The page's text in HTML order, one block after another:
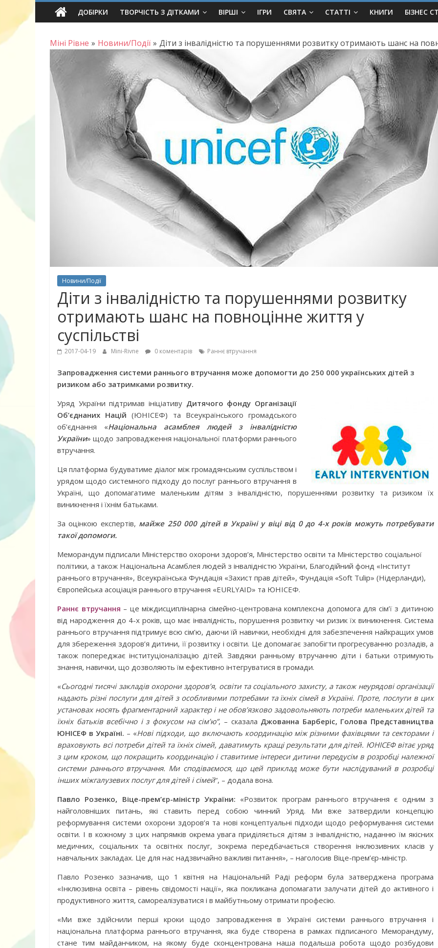
Skip
ДОБІРКИ ТВОРЧІСТЬ З ДІТКАМИ ВІРШІ ІГРИ СВЯТА СТАТТІ КНИГИ БІЗНЕС
Міні Рівне » Новини/Події » Діти з інвалідністю та порушеннями розвитку отримають шанс на
Новини/Події
Діти з інвалідністю та порушеннями розвитку
отримають шанс на повноцінне життя у
суспільстві
2017-04-19 Mini-Rivne 0 коментарів Раннє втручання
Запровадження системи раннього втручання може допомогти до 250 000 українських дітей з
ризиком або затримками розвитку.
Уряд України підтримав ініціативу Дитячого фонду Організації
Об’єднаних Націй (ЮНІСЕФ) та Всеукраїнського громадського
об’єднання «Національна асамблея людей з інвалідністю
України» щодо запровадження національної платформи раннього
втручання.
Ця платформа будуватиме діалог між громадянським суспільством і
урядом щодо системного підходу до послуг раннього втручання в
Україні, що допомагатиме маленьким дітям з інвалідністю, порушеннями розвитку та ризиком їх
виникнення і їхнім батьками.
За оцінкою експертів, майже 250 000 дітей в Україні у віці від 0 до 4-х років можуть потребувати
такої допомоги.
Меморандум підписали Міністерство охорони здоров’я, Міністерство освіти та Міністерство соціальної
політики, а також Національна Асамблея людей з інвалідністю України, Благодійний фонд «Інститут
раннього втручання», Всеукраїнська Фундація «Захист прав дітей», Фундація «Soft Tulip» (Нідерланди),
Європейська асоціація раннього втручання «EURLYAID» та ЮНІСЕФ.
Раннє втручання – це міждисциплінарна сімейно-центрована комплексна допомога для сім’ї з дитиною
від народження до 4-х років, що має інвалідність, порушення розвитку чи ризик їх виникнення. Система
раннього втручання підтримує всю сім’ю, даючи їй навички, необхідні для забезпечення найкращих умов
для збереження здоров’я дитини, її розвитку і освіти. Це допомагає запобігти прогресуванню розладів, а
також попереджає інституціоналізацію дітей. Завдяки ранньому втручанню діти і батьки отримують
знання, навички, що дозволяють їм ефективно інтегруватися в громади.
«Сьогодні тисячі закладів охорони здоров’я, освіти та соціального захисту, а також неурядові організації
надають різні послуги для дітей з особливими потребами та їхніх сімей в Україні. Проте, послуги в цих
установах носять фрагментарний характер і не обов’язково задовольняють потреби маленьких дітей та
їхніх батьків всебічно і з фокусом на сім’ю”, – сказала Джованна Барберіс, Голова Представництва
ЮНІСЕФ в Україні. – «Нові підходи, що включають координацію між різними фахівцями та секторами і
враховують всі потреби дітей та їхніх сімей, даватимуть кращі результати для дітей. ЮНІСЕФ вітає уряд
з цим кроком, що покращить координацію і ставитиме інтереси дитини передусім в розробці належної
системи раннього втручання. Ми сподіваємося, що цей приклад може бути наслідуваний в розробці
інших міжгалузевих послуг для дітей і сімей“, – додала вона.
Павло Розенко, Віце-прем’єр-міністр України: «Розвиток програм раннього втручання є одним з
найголовніших питань, які ставить перед собою чинний Уряд. Ми вже затвердили концепцію
реформування системи охорони здоров’я та нові концептуальні підходи щодо реформування системи
освіти. І в кожному з цих напрямків окрема увага приділяється дітям з інвалідністю, наданню їм якісних
медичних, соціальних та освітніх послуг, зокрема передбачається створення інклюзивних класів у
навчальних закладах. Це для нас надзвичайно важливі питання», – наголосив Віце-прем’єр-міністр.
Павло Розенко зазначив, що 1 квітня на Національній Раді реформ була затверджена програма
«Інклюзивна освіта – рівень свідомості нації», яка покликана допомагати залучати дітей до активного і
продуктивного життя, самореалізуватися і в майбутньому отримати професію.
«Ми вже здійснили перші кроки щодо запровадження в Україні системи раннього втручання і
національна платформа раннього втручання, яка буде створена в рамках підписаного Меморандуму,
стане тим майданчиком, на якому буде сконцентрована наша подальша робота щодо розбудови
10 найкращих фільмів для
дітей, що пояснюють складні
питання просто
Чарівні українські колискові
10 ігор з усього світу, щоб
нарешті відірвати дітей від
планшетів
Ігри та конкурси на Новий рік
для всієї сім’ї — ідеї для
святкового вечора
Книга «Як любити дитину»
Корчак Януш
Що почитати дитині на ніч:
книжок для сну
Дитячий спортивно-ігровий
Дитячий спортивно-ігровий
майданчик в парку ім. Т.